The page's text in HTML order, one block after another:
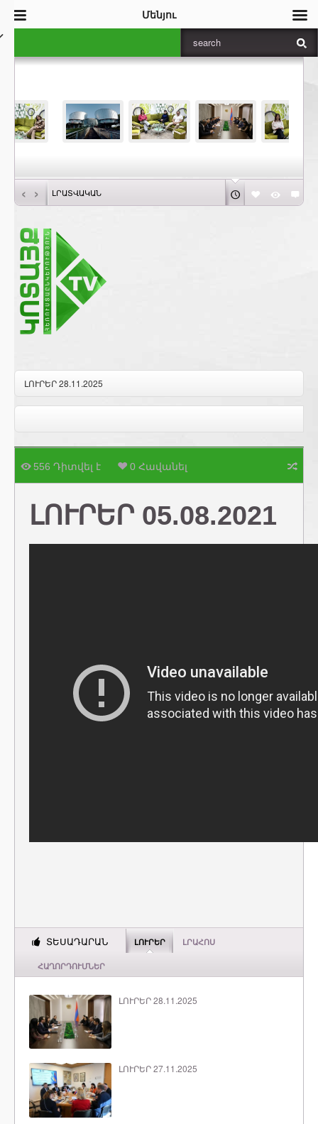
‹ › ԼՐԱՏՎԱԿԱՆ
ԼՈՒՐԵՐ 28.11.2025
556 Դիտվել է 0 Հավանել
ԼՈՒՐԵՐ 05.08.2021
ՏԵՍԱԴԱՐԱՆ ԼՈՒՐԵՐ ԼՐԱՀՈՍ
ՀԱՂՈՐԴՈՒՄՆԵՐ
ԼՈՒՐԵՐ 28.11.2025
ԼՈՒՐԵՐ 27.11.2025
Մենյու